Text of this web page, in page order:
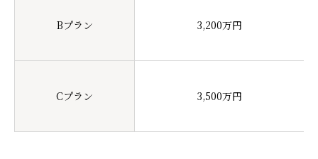
Bプラン 3,200万円
Cプラン 3,500万円